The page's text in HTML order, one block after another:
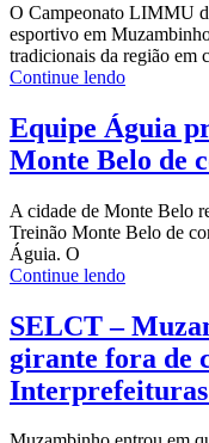
O Campeonato LIMMU
esportivo em
tradicionais da região em
Continue lendo
Equipe Águia
Monte Belo de
A cidade de Monte Belo
Treinão Monte Belo de
Águia. O
Continue lendo
SELCT –
girante fora de
Interprefeituras